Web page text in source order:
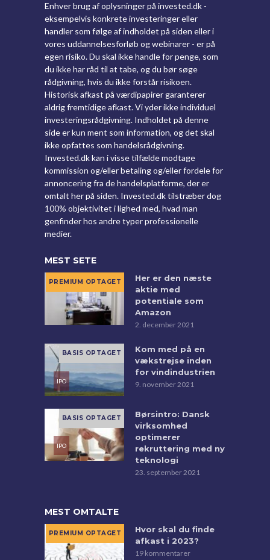
Enhver brug af oplysninger på invested.dk -
eksempelvis konkrete investeringer eller
handler som følge af indholdet på siden eller i
vores uddannelsesforløb og webinarer - er på
egen risiko. Du skal ikke handle for penge, som
du ikke har råd til at tabe, og du bør søge
rådgivning, hvis du ikke forstår risikoen.
Historisk afkast på værdipapirer garanterer
aldrig fremtidige afkast. Vi yder ikke individuel
investeringsrådgivning. Indholdet på denne
side er kun ment som information, og det skal
ikke opfattes som handelsrådgivning.
Invested.dk kan i visse tilfælde modtage
kommission og/eller betaling og/eller fordele for
annoncering fra de handelsplatforme, der er
omtalt her på siden. Invested.dk tilstræber dog
100% objektivitet i lighed med, hvad man
genfinder hos andre typer professionelle
medier.
MEST SETE
Her er den næste
aktie med
potentiale som
Amazon
2. december 2021
Kom med på en
vækstrejse inden
for vindindustrien
9. november 2021
Børsintro: Dansk
virksomhed
optimerer
rekruttering med ny
teknologi
23. september 2021
MEST OMTALTE
Hvor skal du finde
afkast i 2023?
19 kommentarer